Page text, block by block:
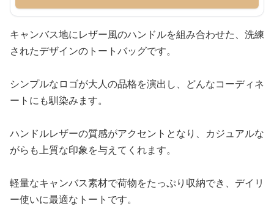
キャンバス地にレザー風のハンドルを組み合わせた、洗練
されたデザインのトートバッグです。
シンプルなロゴが大人の品格を演出し、どんなコーディネ
ートにも馴染みます。
ハンドルレザーの質感がアクセントとなり、カジュアルな
がらも上質な印象を与えてくれます。
軽量なキャンバス素材で荷物をたっぷり収納でき、デイリ
ー使いに最適なトートです。